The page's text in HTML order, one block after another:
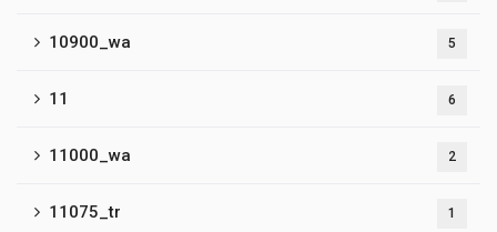
10900_wa 5
11 6
11000_wa 2
11075_tr 1